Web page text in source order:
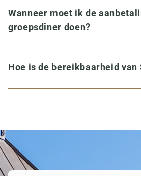
Wanneer moet ik de
groepsdiner doen?
Hoe is de bereikbaarheid van